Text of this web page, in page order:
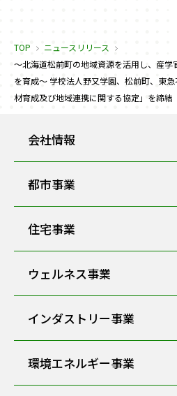
TOP
ニュースリリース
〜北海道松前町の地域資源を活用し、産学
を育成〜 学校法人野又学園、松前町、東
材育成及び地域連携に関する協定」を締結
会社情報
都市事業
住宅事業
ウェルネス事業
インダストリー事業
環境エネルギー事業